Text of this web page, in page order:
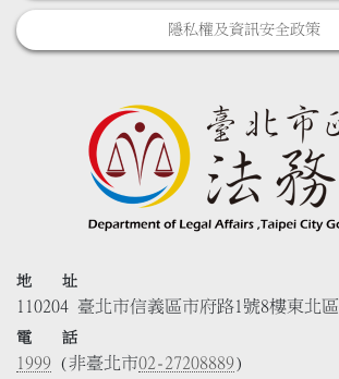
隱私權及資訊安全政策
地 址
110204 臺北市信義區市府路1號8樓東北區
電 話
1999 (非臺北市02-27208889)